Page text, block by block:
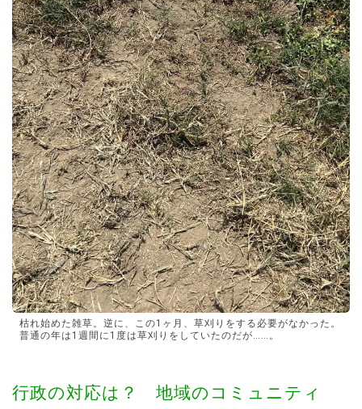
枯れ始めた雑草。逆に、この1ヶ月、草刈りをする必要がなかった。
普通の年は1週間に1度は草刈りをしていたのだが……。
行政の対応は？ 地域のコミュニティ